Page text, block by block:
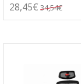
28,45€ 34,54€